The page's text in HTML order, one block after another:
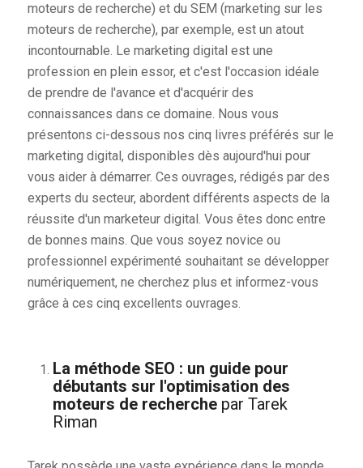
moteurs de recherche) et du SEM (marketing sur les
moteurs de recherche), par exemple, est un atout
incontournable. Le marketing digital est une
profession en plein essor, et c'est l'occasion idéale
de prendre de l'avance et d'acquérir des
connaissances dans ce domaine. Nous vous
présentons ci-dessous nos cinq livres préférés sur le
marketing digital, disponibles dès aujourd'hui pour
vous aider à démarrer. Ces ouvrages, rédigés par des
experts du secteur, abordent différents aspects de la
réussite d'un marketeur digital. Vous êtes donc entre
de bonnes mains. Que vous soyez novice ou
professionnel expérimenté souhaitant se développer
numériquement, ne cherchez plus et informez-vous
grâce à ces cinq excellents ouvrages.
La méthode SEO : un guide pour
débutants sur l'optimisation des
moteurs de recherche par Tarek
Riman